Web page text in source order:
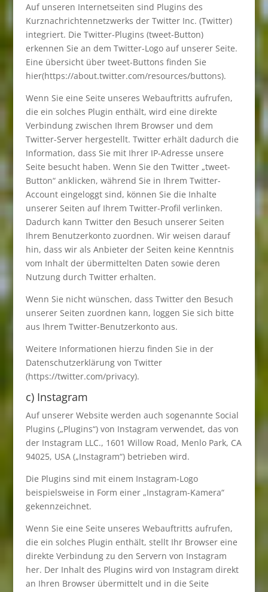
Auf unseren Internetseiten sind Plugins des
Kurznachrichtennetzwerks der Twitter Inc. (Twitter)
integriert. Die Twitter-Plugins (tweet-Button)
erkennen Sie an dem Twitter-Logo auf unserer Seite.
Eine übersicht über tweet-Buttons finden Sie
hier(https://about.twitter.com/resources/buttons).
Wenn Sie eine Seite unseres Webauftritts aufrufen,
die ein solches Plugin enthält, wird eine direkte
Verbindung zwischen Ihrem Browser und dem
Twitter-Server hergestellt. Twitter erhält dadurch die
Information, dass Sie mit Ihrer IP-Adresse unsere
Seite besucht haben. Wenn Sie den Twitter „tweet-
Button“ anklicken, während Sie in Ihrem Twitter-
Account eingeloggt sind, können Sie die Inhalte
unserer Seiten auf Ihrem Twitter-Profil verlinken.
Dadurch kann Twitter den Besuch unserer Seiten
Ihrem Benutzerkonto zuordnen. Wir weisen darauf
hin, dass wir als Anbieter der Seiten keine Kenntnis
vom Inhalt der übermittelten Daten sowie deren
Nutzung durch Twitter erhalten.
Wenn Sie nicht wünschen, dass Twitter den Besuch
unserer Seiten zuordnen kann, loggen Sie sich bitte
aus Ihrem Twitter-Benutzerkonto aus.
Weitere Informationen hierzu finden Sie in der
Datenschutzerklärung von Twitter
(https://twitter.com/privacy).
c) Instagram
Auf unserer Website werden auch sogenannte Social
Plugins („Plugins“) von Instagram verwendet, das von
der Instagram LLC., 1601 Willow Road, Menlo Park, CA
94025, USA („Instagram“) betrieben wird.
Die Plugins sind mit einem Instagram-Logo
beispielsweise in Form einer „Instagram-Kamera“
gekennzeichnet.
Wenn Sie eine Seite unseres Webauftritts aufrufen,
die ein solches Plugin enthält, stellt Ihr Browser eine
direkte Verbindung zu den Servern von Instagram
her. Der Inhalt des Plugins wird von Instagram direkt
an Ihren Browser übermittelt und in die Seite